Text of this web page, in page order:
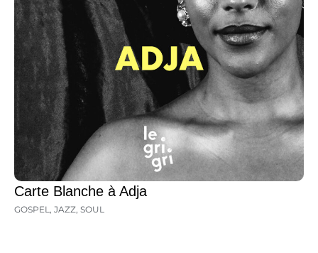
Carte Blanche à Adja
GOSPEL, JAZZ, SOUL